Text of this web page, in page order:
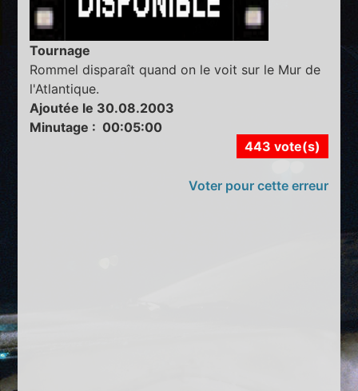
Tournage
Rommel disparaît quand on le voit sur le Mur de
l'Atlantique.
Ajoutée le 30.08.2003
Minutage : 00:05:00
443 vote(s)
Voter pour cette erreur